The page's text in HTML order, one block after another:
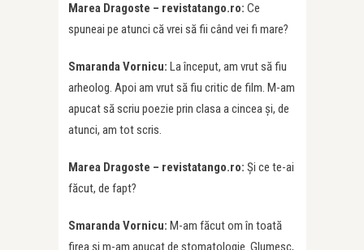
Marea Dragoste – revistatango.ro: Ce
spuneai pe atunci că vrei să fii când vei fi mare?
Smaranda Vornicu: La început, am vrut să fiu
arheolog. Apoi am vrut să fiu critic de film. M-am
apucat să scriu poezie prin clasa a cincea şi, de
atunci, am tot scris.
Marea Dragoste – revistatango.ro: Și ce te-ai
făcut, de fapt?
Smaranda Vornicu: M-am făcut om în toată
firea şi m-am apucat de stomatologie. Glumesc,